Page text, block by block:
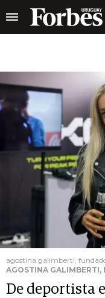
agostina galimberti,
AGOSTINA GALIMBERTI,
De deportista